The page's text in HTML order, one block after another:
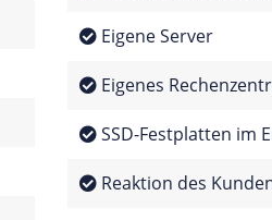
Eigene Server
Eigenes
SSD-Festplatten im
Reaktion des